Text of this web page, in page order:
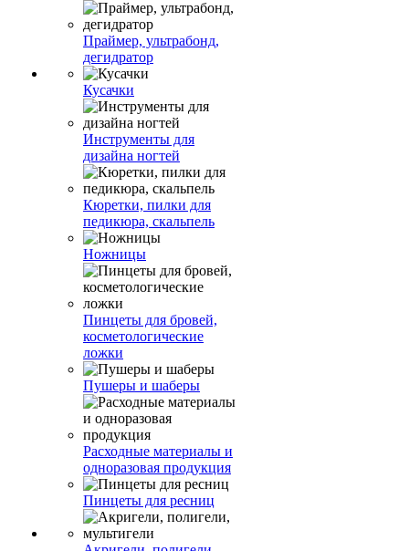
Праймер, ультрабонд,
дегидратор
Кусачки
Инструменты для
дизайна ногтей
Кюретки, пилки для
педикюра, скальпель
Ножницы
Пинцеты для бровей,
косметологические
ложки
Пушеры и шаберы
Расходные материалы и
одноразовая продукция
Пинцеты для ресниц